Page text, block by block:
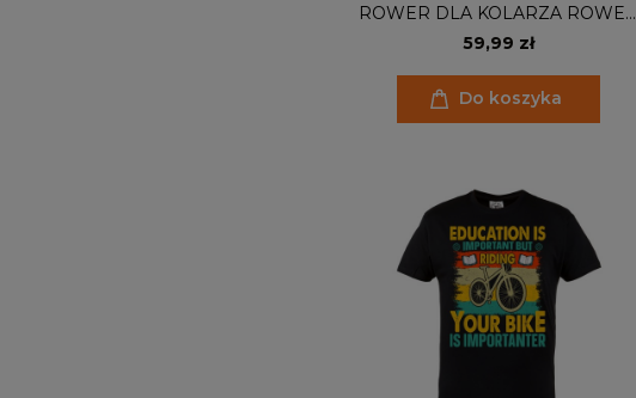
ROWER DLA KOLARZA ROWER
CAN SOMEONE
59,99 zł
Do koszyka